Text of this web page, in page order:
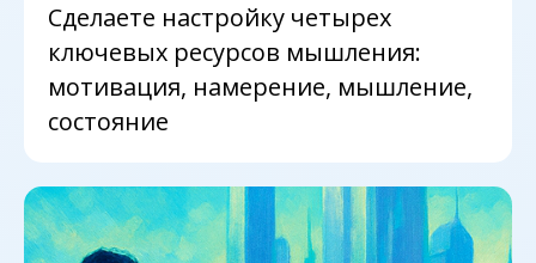
Сделаете настройку четырех
ключевых ресурсов мышления:
мотивация, намерение, мышление,
состояние